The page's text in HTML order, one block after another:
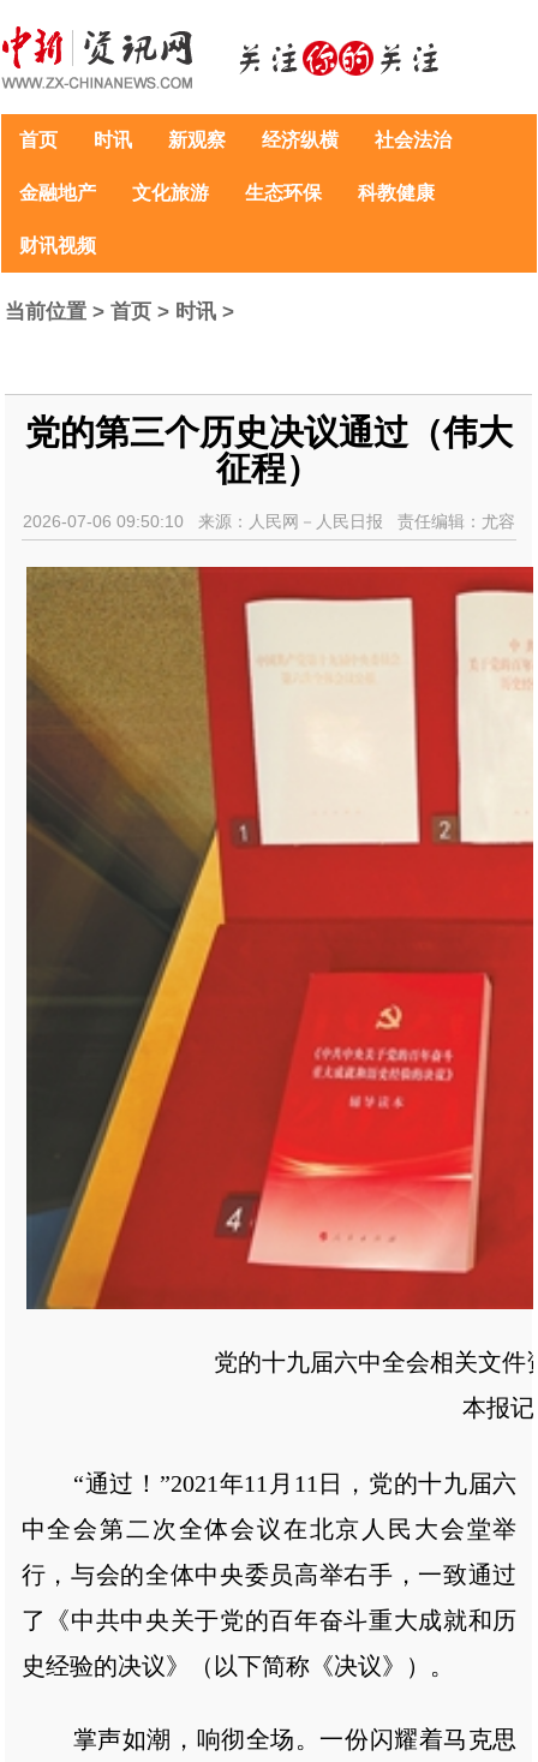
首页 时讯 新观察 经济纵横 社会法治
金融地产 文化旅游 生态环保 科教健康
财讯视频
当前位置 >首页 > 时讯 >
党的第三个历史决议通过（伟大
征程）
2026-07-06 09:50:10 来源：人民网－人民日报 责任编辑：尤容
党的十九届六中全会相关文件
本报记
“通过！”2021年11月11日，党的十九届六
中全会第二次全体会议在北京人民大会堂举
行，与会的全体中央委员高举右手，一致通过
了《中共中央关于党的百年奋斗重大成就和历
史经验的决议》（以下简称《决议》）。
掌声如潮，响彻全场。一份闪耀着马克思